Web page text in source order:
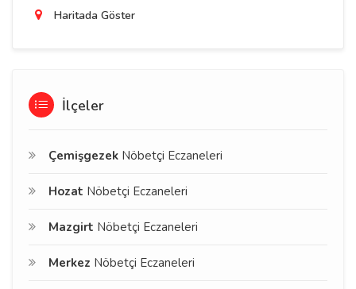
Haritada Göster
İlçeler
Çemişgezek Nöbetçi Eczaneleri
Hozat Nöbetçi Eczaneleri
Mazgirt Nöbetçi Eczaneleri
Merkez Nöbetçi Eczaneleri